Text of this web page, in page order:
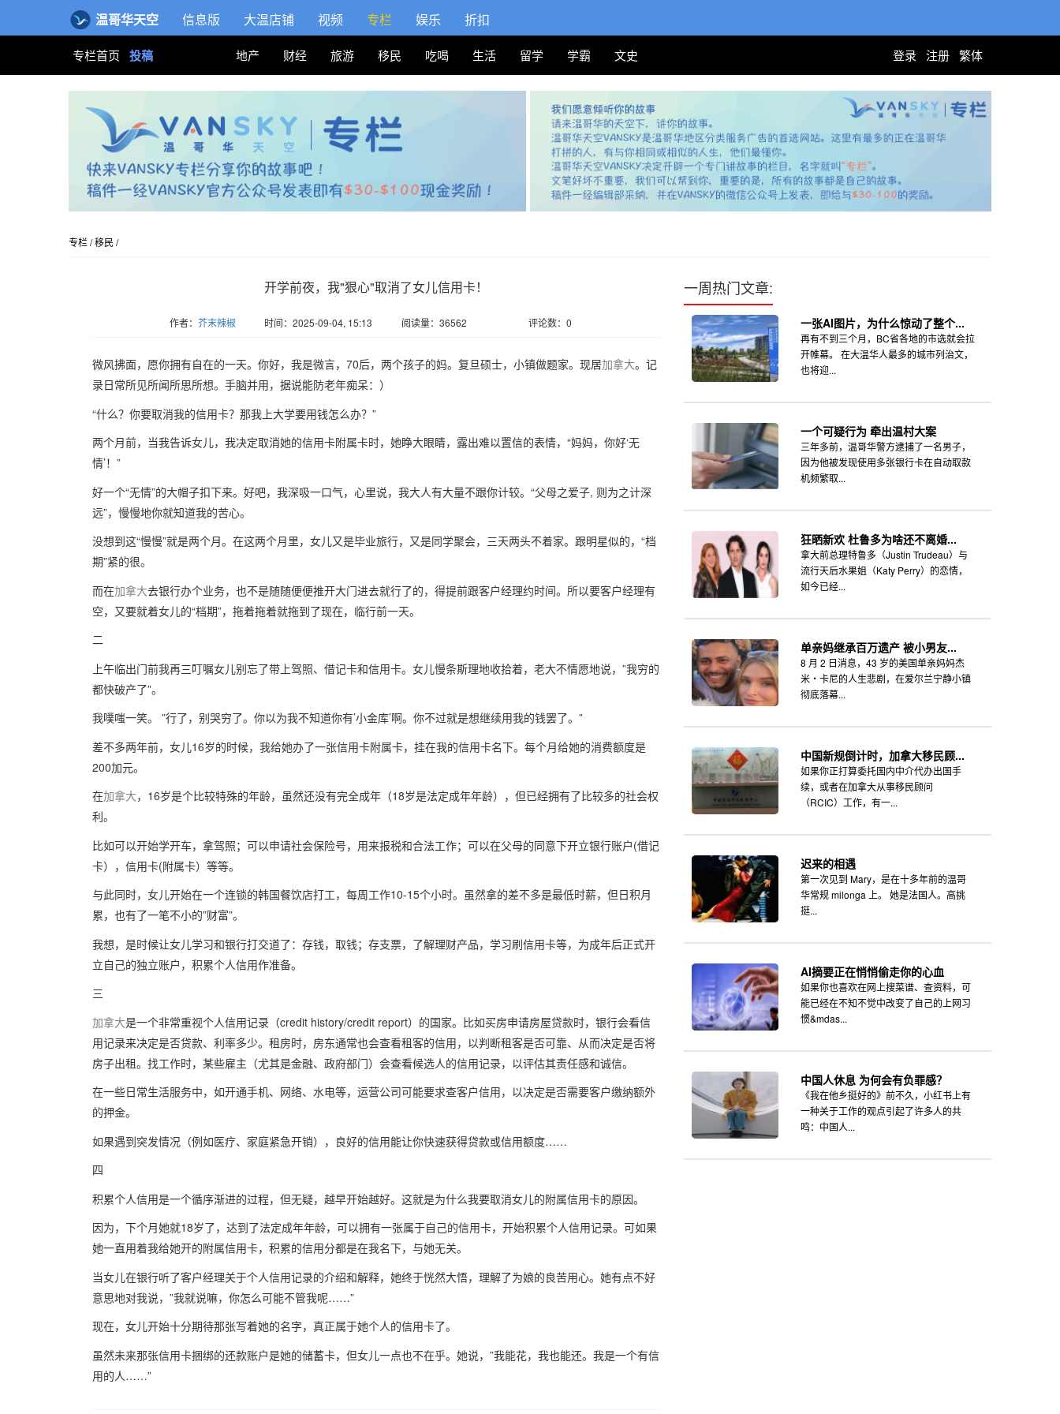
温哥华天空 信息版 大温店铺 视频 专栏 娱乐 折扣
专栏首页 投稿 地产 财经 旅游 移民 吃喝 生活 留学 学霸 文史 登录 注册 繁体
专栏 /移民 /
开学前夜，我"狠心"取消了女儿信用卡！
作者： 芥末辣椒 时间：2025-09-04, 15:13 阅读量：36562 评论数：0
微风拂面，愿你拥有自在的一天。你好，我是微言，70后，两个孩子的妈。复旦硕士，小镇做题家。现居加拿大。记
录日常所见所闻所思所想。手脑并用，据说能防老年痴呆：）
“什么？你要取消我的信用卡？那我上大学要用钱怎么办？”
两个月前，当我告诉女儿，我决定取消她的信用卡附属卡时，她睁大眼睛，露出难以置信的表情，“妈妈，你好‘无
情’！”
好一个“无情”的大帽子扣下来。好吧，我深吸一口气，心里说，我大人有大量不跟你计较。“父母之爱子, 则为之计深
远”，慢慢地你就知道我的苦心。
没想到这“慢慢”就是两个月。在这两个月里，女儿又是毕业旅行，又是同学聚会，三天两头不着家。跟明星似的，“档
期”紧的很。
而在加拿大去银行办个业务，也不是随随便便推开大门进去就行了的，得提前跟客户经理约时间。所以要客户经理有
空，又要就着女儿的“档期”，拖着拖着就拖到了现在，临行前一天。
二
上午临出门前我再三叮嘱女儿别忘了带上驾照、借记卡和信用卡。女儿慢条斯理地收拾着，老大不情愿地说，”我穷的
都快破产了”。
我噗嗤一笑。 ”行了，别哭穷了。你以为我不知道你有’小金库’啊。你不过就是想继续用我的钱罢了。”
差不多两年前，女儿16岁的时候，我给她办了一张信用卡附属卡，挂在我的信用卡名下。每个月给她的消费额度是
200加元。
在加拿大，16岁是个比较特殊的年龄，虽然还没有完全成年（18岁是法定成年年龄），但已经拥有了比较多的社会权
利。
比如可以开始学开车，拿驾照；可以申请社会保险号，用来报税和合法工作；可以在父母的同意下开立银行账户(借记
卡），信用卡(附属卡）等等。
与此同时，女儿开始在一个连锁的韩国餐饮店打工，每周工作10-15个小时。虽然拿的差不多是最低时薪，但日积月
累，也有了一笔不小的”财富”。
我想，是时候让女儿学习和银行打交道了：存钱，取钱；存支票，了解理财产品，学习刷信用卡等，为成年后正式开
立自己的独立账户，积累个人信用作准备。
三
加拿大是一个非常重视个人信用记录（credit history/credit report）的国家。比如买房申请房屋贷款时，银行会看信
用记录来决定是否贷款、利率多少。租房时，房东通常也会查看租客的信用，以判断租客是否可靠、从而决定是否将
房子出租。找工作时，某些雇主（尤其是金融、政府部门）会查看候选人的信用记录，以评估其责任感和诚信。
在一些日常生活服务中，如开通手机、网络、水电等，运营公司可能要求查客户信用，以决定是否需要客户缴纳额外
的押金。
如果遇到突发情况（例如医疗、家庭紧急开销），良好的信用能让你快速获得贷款或信用额度……
四
积累个人信用是一个循序渐进的过程，但无疑，越早开始越好。这就是为什么我要取消女儿的附属信用卡的原因。
因为，下个月她就18岁了，达到了法定成年年龄，可以拥有一张属于自己的信用卡，开始积累个人信用记录。可如果
她一直用着我给她开的附属信用卡，积累的信用分都是在我名下，与她无关。
当女儿在银行听了客户经理关于个人信用记录的介绍和解释，她终于恍然大悟，理解了为娘的良苦用心。她有点不好
意思地对我说，”我就说嘛，你怎么可能不管我呢……”
现在，女儿开始十分期待那张写着她的名字，真正属于她个人的信用卡了。
虽然未来那张信用卡捆绑的还款账户是她的储蓄卡，但女儿一点也不在乎。她说，”我能花，我也能还。我是一个有信
用的人……”
一周热门文章:
一张AI图片，为什么惊动了整个...
再有不到三个月，BC省各地的市选就会拉
开帷幕。 在大温华人最多的城市列治文，
也将迎...
一个可疑行为 牵出温村大案
三年多前，温哥华警方逮捕了一名男子，
因为他被发现使用多张银行卡在自动取款
机频繁取...
狂晒新欢 杜鲁多为啥还不离婚...
拿大前总理特鲁多（Justin Trudeau）与
流行天后水果姐（Katy Perry）的恋情，
如今已经...
单亲妈继承百万遗产 被小男友...
8 月 2 日消息，43 岁的美国单亲妈妈杰
米・卡尼的人生悲剧，在爱尔兰宁静小镇
彻底落幕...
中国新规倒计时，加拿大移民顾...
如果你正打算委托国内中介代办出国手
续，或者在加拿大从事移民顾问
（RCIC）工作，有一...
迟来的相遇
第一次见到 Mary，是在十多年前的温哥
华常规 milonga 上。 她是法国人。高挑
挺...
AI摘要正在悄悄偷走你的心血
如果你也喜欢在网上搜菜谱、查资料，可
能已经在不知不觉中改变了自己的上网习
惯&mdas...
中国人休息 为何会有负罪感？
《我在他乡挺好的》前不久，小红书上有
一种关于工作的观点引起了许多人的共
鸣：中国人...